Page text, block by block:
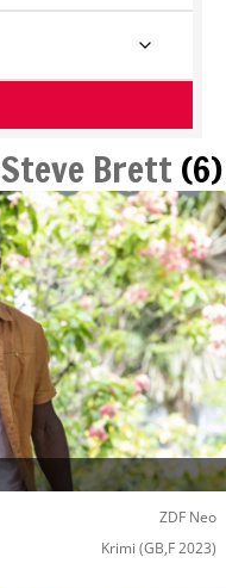
Steve Brett (6)
ZDF Neo
Krimi (GB,F 2023)